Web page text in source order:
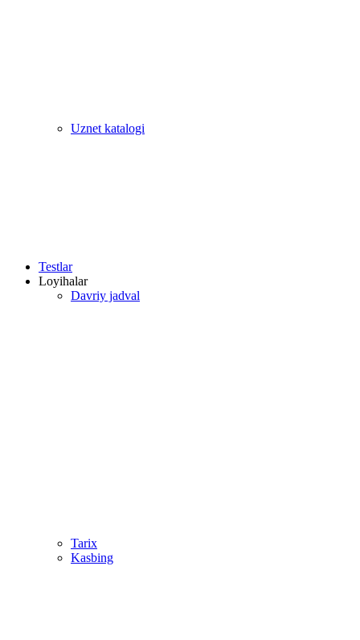
Uznet katalogi
Testlar
Loyihalar
Davriy jadval
Tarix
Kasbing